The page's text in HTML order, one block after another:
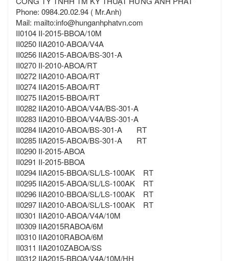
Phone: 0984.20.02.94 ( Mr.Anh)
Mail: mailto:info@hunganhphatvn.com
II0104 II-2015-BBOA/10M
II0250 IIA2010-ABOA/V4A
II0256 IIA2015-ABOA/BS-301-A
II0270 II-2010-ABOA/RT
II0272 IIA2010-ABOA/RT
II0274 IIA2015-ABOA/RT
II0275 IIA2015-BBOA/RT
II0282 IIA2010-ABOA/V4A/BS-301-A
II0283 IIA2010-BBOA/V4A/BS-301-A
II0284 IIA2010-ABOA/BS-301-A RT
II0285 IIA2015-ABOA/BS-301-A RT
II0290 II-2015-ABOA
II0291 II-2015-BBOA
II0294 IIA2015-BBOA/SL/LS-100AK RT
II0295 IIA2015-ABOA/SL/LS-100AK RT
II0296 IIA2010-BBOA/SL/LS-100AK RT
II0297 IIA2010-ABOA/SL/LS-100AK RT
II0301 IIA2010-ABOA/V4A/10M
II0309 IIA2015RABOA/6M
II0310 IIA2010RABOA/6M
II0311 IIA2010ZABOA/SS
II0312 IIA2015-BBOA/V4A/10M/HH